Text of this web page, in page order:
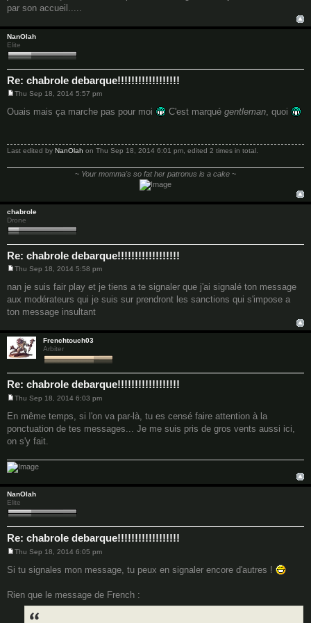
par son accueil.....
NanOlah
Elite
Re: chabrole debarque!!!!!!!!!!!!!!!!!!
s
Thu Sep 18, 2014 5:57 pm
Ouais mais ça marche pas pour moi C'est marqué gentleman, quoi
Last edited by NanOlah on Thu Sep 18, 2014 6:01 pm, edited 2 times in total.
~ Your momma's so fat her patronus is a cake ~
chabrole
Drone
Re: chabrole debarque!!!!!!!!!!!!!!!!!!
o
s
t
Thu Sep 18, 2014 5:58 pm
nan je suis fair play et je tiens a te signaler que j'ai signalé ton message
aux modérateurs qui je suis sur prendront les sanctions qui s'impose a
ton message insultant
Frenchtouch03
Arbiter
Re: chabrole debarque!!!!!!!!!!!!!!!!!!
s
t
Thu Sep 18, 2014 6:03 pm
En même temps, si l'on va par-là, tu es censé faire attention à la
ponctuation de tes messages... Je me suis pris de gros vents aussi ici,
on s'y fait.
NanOlah
Elite
Re: chabrole debarque!!!!!!!!!!!!!!!!!!
Thu Sep 18, 2014 6:05 pm
Si tu signales mon message, tu peux en signaler encore d'autres !
Rien que le message de French :